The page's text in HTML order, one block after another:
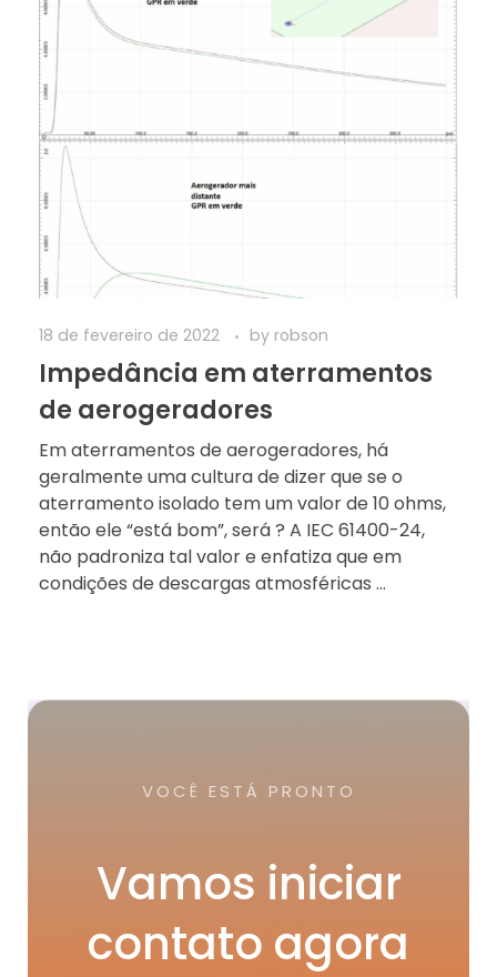
18 de fevereiro de 2022 by robson
Impedância em aterramentos
de aerogeradores
Em aterramentos de aerogeradores, há
geralmente uma cultura de dizer que se o
aterramento isolado tem um valor de 10 ohms,
então ele “está bom”, será ? A IEC 61400-24,
não padroniza tal valor e enfatiza que em
condições de descargas atmosféricas ...
VOCÊ ESTÁ PRONTO
Vamos iniciar
contato agora